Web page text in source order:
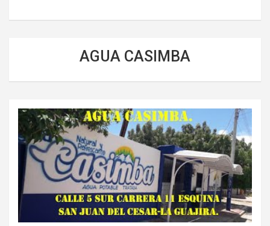
AGUA CASIMBA